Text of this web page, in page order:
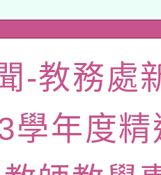
講師名單
容與教學軟
員會函釋公
應申請許可
水利署委託
院辦理「
22日(星期六
-教務處
學年度